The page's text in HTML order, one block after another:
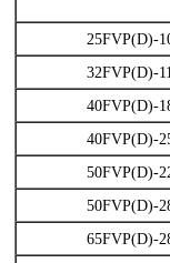
25FVP(D)-
32FVP(D)-
40FVP(D)-
40FVP(D)-
50FVP(D)-
50FVP(D)-
65FVP(D)-